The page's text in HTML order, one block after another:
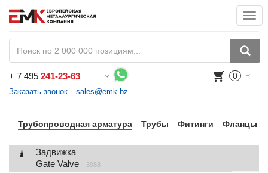
+ 7 495 241-23-63
Заказать звонок sales@emk.bz
0
Трубопроводная арматура Трубы Фитинги Фланцы
Задвижка
Gate Valve
3988